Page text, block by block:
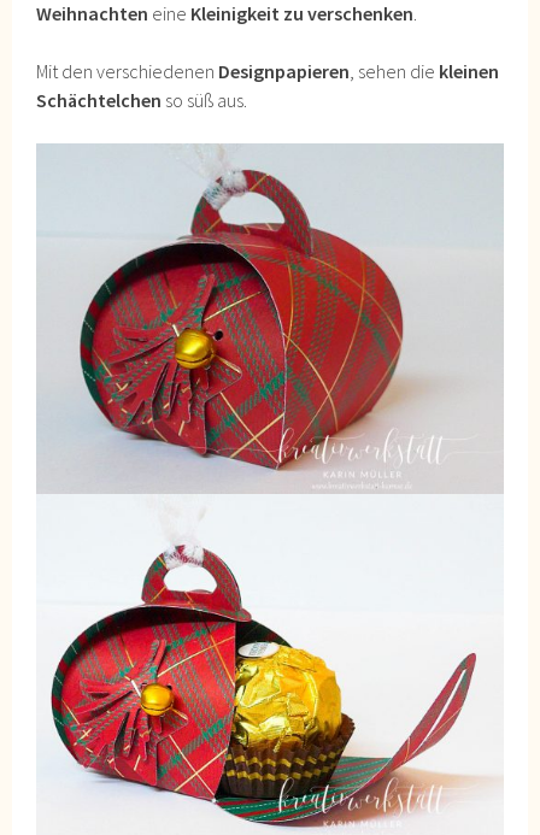
Weihnachten eine Kleinigkeit zu verschenken.
Mit den verschiedenen Designpapieren, sehen die kleinen
Schächtelchen so süß aus.